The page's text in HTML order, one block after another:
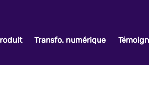
Transfo. numérique